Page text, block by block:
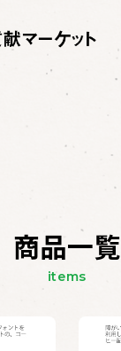
商品一覧
items